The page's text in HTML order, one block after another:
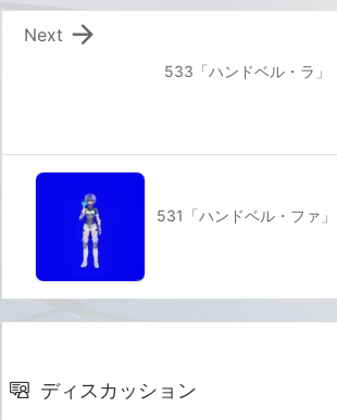
533「ハンドベル・ラ」

Next
531「ハンドベル・ファ」
ディスカッション